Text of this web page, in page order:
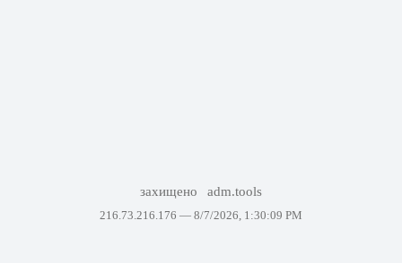
захищено adm.tools
216.73.216.176 — 8/7/2026, 1:30:09 PM